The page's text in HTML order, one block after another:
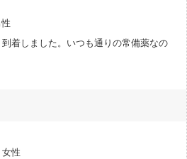
着しました。いつも通りの常備薬なの
性